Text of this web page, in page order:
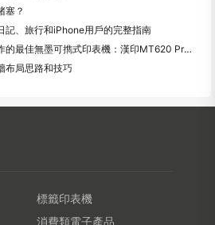
塞？
記、旅行和iPhone用戶的完整指南
適用於旅行、學校和移動工作的最佳無墨可擕式印表機：漢印MT620 Pro評測
布局思路和技巧
標籤印表機
消費類電子產品